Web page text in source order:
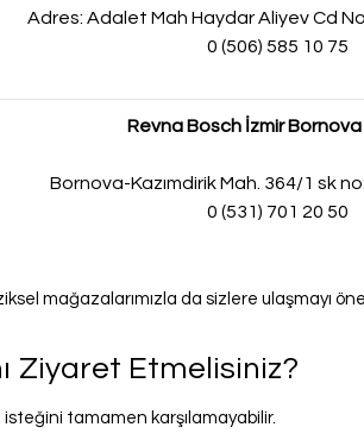
Adres: Adalet Mah Haydar Aliyev Cd
0 (506) 585 10 75
Revna Bosch İzmir
Bornova-Kazımdirik Mah. 364/1 sk
0 (531) 701 20 50
mağazalarımızla da sizlere ulaşmayı
Ziyaret Etmelisiniz?
tamamen karşılamayabilir.